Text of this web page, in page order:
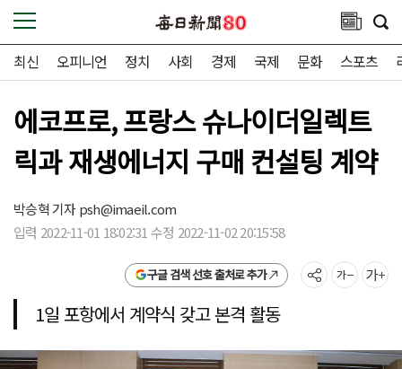
최신 오피니언 정치 사회 경제 국제 문화 스포츠
에코프로, 프랑스 슈나이더일렉트
릭과 재생에너지 구매 컨설팅 계약
박승혁 기자psh@imaeil.com
입력 2022-11-01 18:02:31 수정 2022-11-02 20:15:58
구글 검색 선호 출처로 추가
1일 포항에서 계약식 갖고 본격 활동